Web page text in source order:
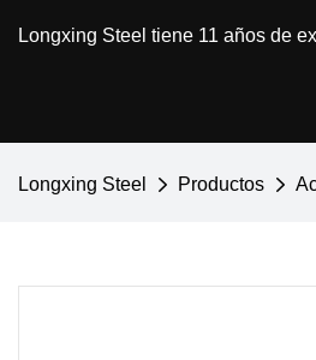
Longxing Steel tiene 11 años de
Longxing Steel Productos